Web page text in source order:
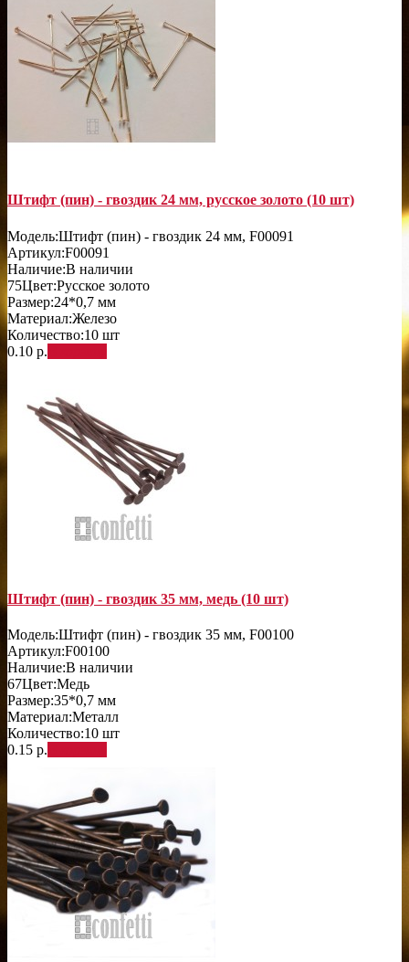
Штифт (пин) - гвоздик 24 мм, русское золото (10 шт)
Модель:Штифт (пин) - гвоздик 24 мм, F00091
Артикул:F00091
Наличие:В наличии
75Цвет:Русское золото
Размер:24*0,7 мм
Материал:Железо
Количество:10 шт
0.10 р.
Штифт (пин) - гвоздик 35 мм, медь (10 шт)
Модель:Штифт (пин) - гвоздик 35 мм, F00100
Артикул:F00100
Наличие:В наличии
67Цвет:Медь
Размер:35*0,7 мм
Материал:Металл
Количество:10 шт
0.15 р.